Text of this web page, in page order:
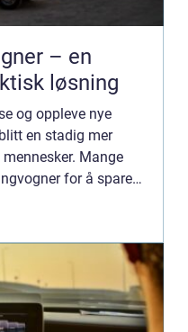
– en
løsning
og oppleve nye
en stadig mer
Mange
for å spare